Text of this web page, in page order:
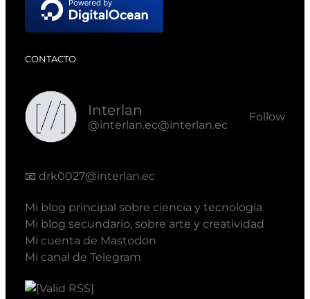
CONTACTO
Interlan
@interlan.ec@interlan.ec
Follow
📧 drk0027@interlan.ec
Mi blog principal sobre ciencia y tecnología
Mi blog secundario, sobre arte y creatividad
Mi cuenta de Mastodon
Mi canal de Telegram